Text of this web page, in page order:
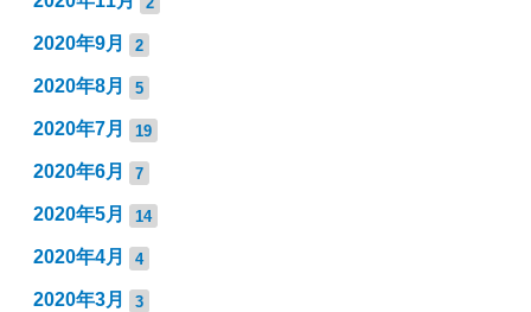
2020年9月 2
2020年8月 5
2020年7月 19
2020年6月 7
2020年5月 14
2020年4月 4
2020年3月 3